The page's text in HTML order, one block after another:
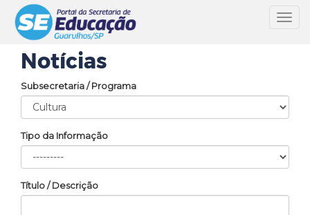
Notícias
Subsecretaria / Programa
Tipo da Informação
Título / Descrição